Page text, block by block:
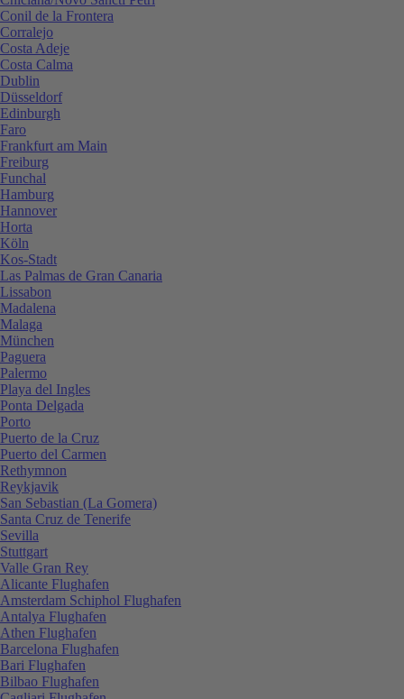
Conil de la Frontera
Corralejo
Costa Adeje
Costa Calma
Dublin
Düsseldorf
Edinburgh
Faro
Frankfurt am Main
Freiburg
Funchal
Hamburg
Hannover
Horta
Köln
Kos-Stadt
Las Palmas de Gran Canaria
Lissabon
Madalena
Malaga
München
Paguera
Palermo
Playa del Ingles
Ponta Delgada
Porto
Puerto de la Cruz
Puerto del Carmen
Rethymnon
Reykjavik
San Sebastian (La Gomera)
Santa Cruz de Tenerife
Sevilla
Stuttgart
Valle Gran Rey
Alicante Flughafen
Amsterdam Schiphol Flughafen
Antalya Flughafen
Athen Flughafen
Barcelona Flughafen
Bari Flughafen
Bilbao Flughafen